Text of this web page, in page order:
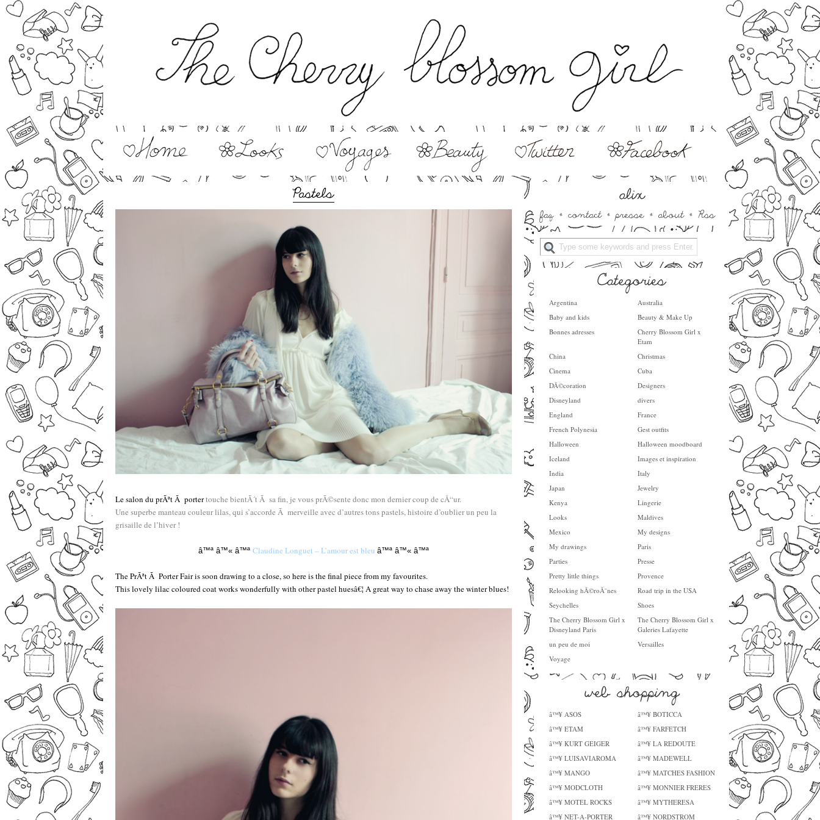
Argentina
Australia
Baby and kids
Beauty & Make Up
Bonnes adresses
Cherry Blossom Girl x
Etam
China
Christmas
Cinema
Cuba
DÃ©coration
Designers
Disneyland
divers
England
France
French Polynesia
Gest outfits
Halloween
Halloween moodboard
Iceland
Images et inspiration
India
Italy
Japan
Jewelry
Kenya
Lingerie
Looks
Maldives
Mexico
My designs
My drawings
Paris
Parties
Presse
Pretty little things
Provence
Relooking hÃ©roÃ¯nes
Road trip in the USA
Seychelles
Shoes
The Cherry Blossom Girl x
Disneyland Paris
The Cherry Blossom Girl x
Galeries Lafayette
un peu de moi
Versailles
Voyage
â™¥ ASOS
â™¥ BOTICCA
â™¥ ETAM
â™¥ FARFETCH
â™¥ KURT GEIGER
â™¥ LA REDOUTE
â™¥ LUISAVIAROMA
â™¥ MADEWELL
â™¥ MANGO
â™¥ MATCHES FASHION
â™¥ MODCLOTH
â™¥ MONNIER FRERES
â™¥ MOTEL ROCKS
â™¥ MYTHERESA
â™¥ NET-A-PORTER
â™¥ NORDSTROM
Le salon du prÃªt Ã portertouche bientÃ´t Ã sa fin, je vous prÃ©sente donc mon dernier coup de cÅ“ur.
Une superbe manteau couleur lilas, qui s’accorde Ã merveille avec d’autres tons pastels, histoire d’oublier un peu la
grisaille de l’hiver !
â™ª â™« â™ª Claudine Longuet – L’amour est bleu â™ª â™« â™ª
The PrÃªt Ã Porter Fair is soon drawing to a close, so here is the final piece from my favourites.
This lovely lilac coloured coat works wonderfully with other pastel huesâ€¦ A great way to chase away the winter blues!